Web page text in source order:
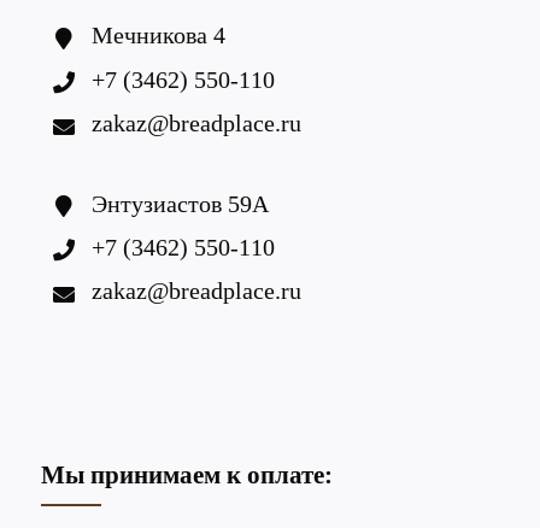
Мечникова 4
+7 (3462) 550-110
zakaz@breadplace.ru
Энтузиастов 59А
+7 (3462) 550-110
zakaz@breadplace.ru
Мы принимаем к оплате: